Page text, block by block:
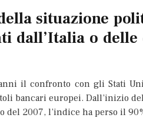
situazione
dall’Italia o
il confronto con gli Stati
bancari europei. Dall’inizio
del 2007, l’indice ha perso il